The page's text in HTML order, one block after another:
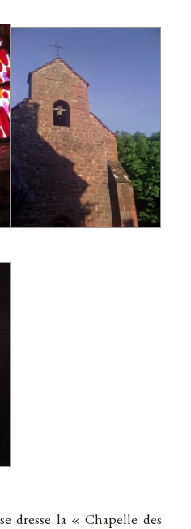
dresse la « Chapelle des